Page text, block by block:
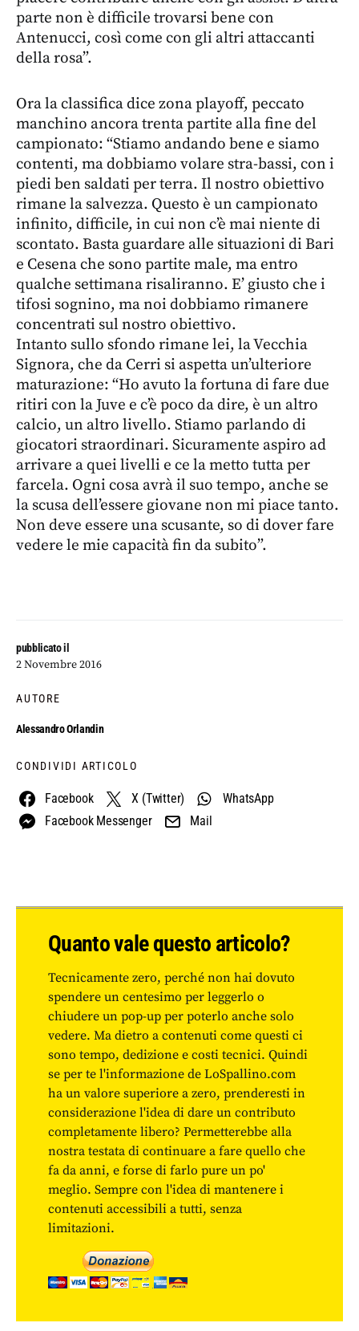
pubblicato il
2 Novembre 2016
AUTORE
Alessandro Orlandin
CONDIVIDI ARTICOLO
Facebook X (Twitter)
WhatsApp
Facebook Messenger
Mail
parte non è difficile trovarsi bene con
Antenucci, così come con gli altri attaccanti
della rosa”.
Ora la classifica dice zona playoff, peccato
manchino ancora trenta partite alla fine del
campionato: “Stiamo andando bene e siamo
contenti, ma dobbiamo volare stra-bassi, con i
piedi ben saldati per terra. Il nostro obiettivo
rimane la salvezza. Questo è un campionato
infinito, difficile, in cui non c’è mai niente di
scontato. Basta guardare alle situazioni di Bari
e Cesena che sono partite male, ma entro
qualche settimana risaliranno. E’ giusto che i
tifosi sognino, ma noi dobbiamo rimanere
concentrati sul nostro obiettivo.
Intanto sullo sfondo rimane lei, la Vecchia
Signora, che da Cerri si aspetta un’ulteriore
maturazione: “Ho avuto la fortuna di fare due
ritiri con la Juve e c’è poco da dire, è un altro
calcio, un altro livello. Stiamo parlando di
giocatori straordinari. Sicuramente aspiro ad
arrivare a quei livelli e ce la metto tutta per
farcela. Ogni cosa avrà il suo tempo, anche se
la scusa dell’essere giovane non mi piace tanto.
Non deve essere una scusante, so di dover fare
vedere le mie capacità fin da subito”.
Quanto vale questo articolo?
Tecnicamente zero, perché non hai dovuto
spendere un centesimo per leggerlo o
chiudere un pop-up per poterlo anche solo
vedere. Ma dietro a contenuti come questi ci
sono tempo, dedizione e costi tecnici. Quindi
se per te l'informazione de LoSpallino.com
ha un valore superiore a zero, prenderesti in
considerazione l'idea di dare un contributo
completamente libero? Permetterebbe alla
nostra testata di continuare a fare quello che
fa da anni, e forse di farlo pure un po'
meglio. Sempre con l'idea di mantenere i
contenuti accessibili a tutti, senza
limitazioni.